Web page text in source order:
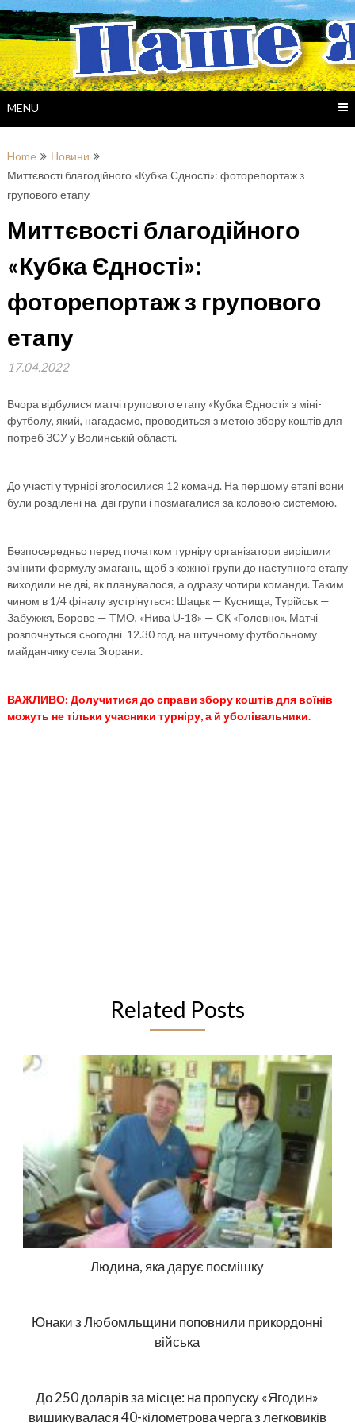
Skip
to
content
MENU
Home
Новини
Миттєвості благодійного «Кубка Єдності»: фоторепортаж з
групового етапу
Миттєвості благодійного
«Кубка Єдності»:
фоторепортаж з групового
етапу
17.04.2022
Вчора відбулися матчі групового етапу «Кубка Єдності» з міні-
футболу, який, нагадаємо, проводиться з метою збору коштів для
потреб ЗСУ у Волинській області.
До участі у турнірі зголосилися 12 команд. На першому етапі вони
були розділені на дві групи і позмагалися за коловою системою.
Безпосередньо перед початком турніру організатори вирішили
змінити формулу змагань, щоб з кожної групи до наступного етапу
виходили не дві, як планувалося, а одразу чотири команди. Таким
чином в 1/4 фіналу зустрінуться: Шацьк — Куснища, Турійськ —
Забужжя, Борове — ТМО, «Нива U-18» — СК «Головно». Матчі
розпочнуться сьогодні 12.30 год. на штучному футбольному
майданчику села Згорани.
ВАЖЛИВО: Долучитися до справи збору коштів для воїнів
можуть не тільки учасники турніру, а й уболівальники.
Related Posts
Людина, яка дарує посмішку
Юнаки з Любомльщини поповнили прикордонні
війська
До 250 доларів за місце: на пропуску «Ягодин»
вишикувалася 40-кілометрова черга з легковиків